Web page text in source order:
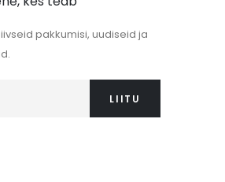
pakkumisi, uudiseid ja
LIITU